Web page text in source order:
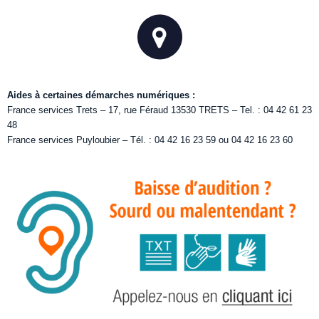
Aides à certaines démarches numériques :
France services Trets – 17, rue Féraud 13530 TRETS – Tel. : 04 42 61 23
48
France services Puyloubier – Tél. : 04 42 16 23 59 ou 04 42 16 23 60